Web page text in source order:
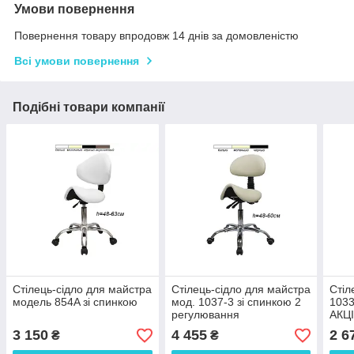
Умови повернення
Повернення товару впродовж 14 днів за домовленістю
Всі умови повернення
Подібні товари компанії
Стілець-сідло для майстра
модель 854A зі спинкою
3 150 ₴
Стілець-сідло для майстра
мод. 1037-3 зі спинкою 2
регулювання
4 455₴ 2